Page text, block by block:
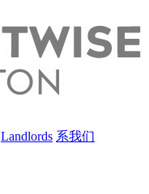
Landlords 系我们